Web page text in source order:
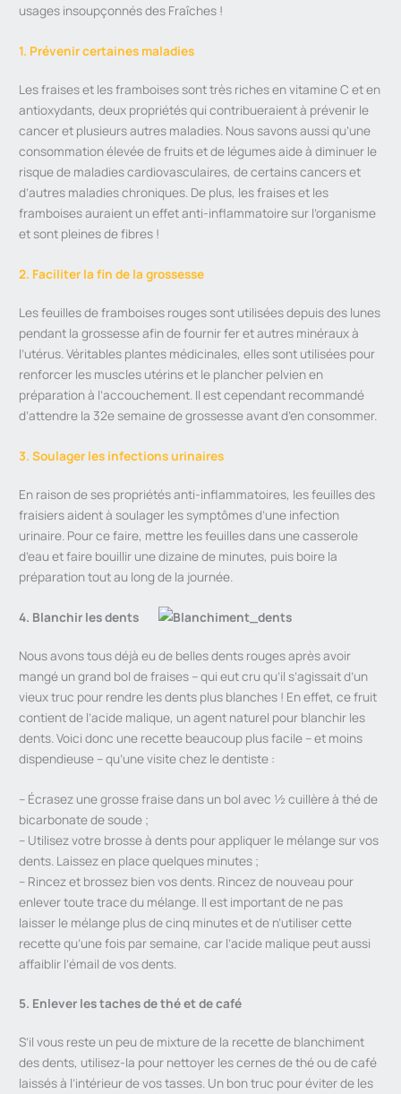
usages insoupçonnés des Fraîches !
1. Prévenir certaines maladies
Les fraises et les framboises sont très riches en vitamine C et en
antioxydants, deux propriétés qui contribueraient à prévenir le
cancer et plusieurs autres maladies. Nous savons aussi qu’une
consommation élevée de fruits et de légumes aide à diminuer le
risque de maladies cardiovasculaires, de certains cancers et
d’autres maladies chroniques. De plus, les fraises et les
framboises auraient un effet anti-inflammatoire sur l’organisme
et sont pleines de fibres !
2. Faciliter la fin de la grossesse
Les feuilles de framboises rouges sont utilisées depuis des lunes
pendant la grossesse afin de fournir fer et autres minéraux à
l’utérus. Véritables plantes médicinales, elles sont utilisées pour
renforcer les muscles utérins et le plancher pelvien en
préparation à l’accouchement. Il est cependant recommandé
d’attendre la 32e semaine de grossesse avant d’en consommer.
3. Soulager les infections urinaires
En raison de ses propriétés anti-inflammatoires, les feuilles des
fraisiers aident à soulager les symptômes d’une infection
urinaire. Pour ce faire, mettre les feuilles dans une casserole
d’eau et faire bouillir une dizaine de minutes, puis boire la
préparation tout au long de la journée.
4. Blanchir les dents
Nous avons tous déjà eu de belles dents rouges après avoir
mangé un grand bol de fraises – qui eut cru qu’il s’agissait d’un
vieux truc pour rendre les dents plus blanches ! En effet, ce fruit
contient de l’acide malique, un agent naturel pour blanchir les
dents. Voici donc une recette beaucoup plus facile – et moins
dispendieuse – qu’une visite chez le dentiste :
– Écrasez une grosse fraise dans un bol avec ½ cuillère à thé de
bicarbonate de soude ;
– Utilisez votre brosse à dents pour appliquer le mélange sur vos
dents. Laissez en place quelques minutes ;
– Rincez et brossez bien vos dents. Rincez de nouveau pour
enlever toute trace du mélange. Il est important de ne pas
laisser le mélange plus de cinq minutes et de n’utiliser cette
recette qu’une fois par semaine, car l’acide malique peut aussi
affaiblir l’émail de vos dents.
5. Enlever les taches de thé et de café
S’il vous reste un peu de mixture de la recette de blanchiment
des dents, utilisez-la pour nettoyer les cernes de thé ou de café
laissés à l’intérieur de vos tasses. Un bon truc pour éviter de les